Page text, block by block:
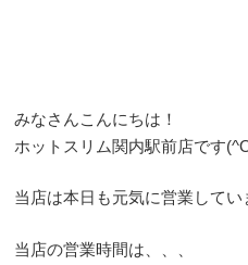
みなさんこんにちは！
ホットスリム関内駅前店です
当店は本日も元気に営業してい
当店の営業時間は、、、